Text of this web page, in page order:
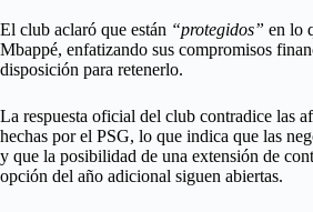
El club aclaró que están “protegidos” en lo
Mbappé, enfatizando sus compromisos
disposición para retenerlo.
La respuesta oficial del club contradice las
hechas por el PSG, lo que indica que las
y que la posibilidad de una extensión de
opción del año adicional siguen abiertas.